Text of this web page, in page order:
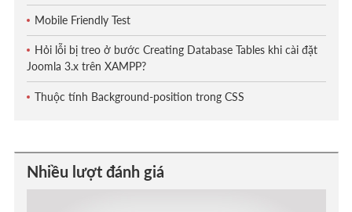
Mobile Friendly Test
Hỏi lỗi bị treo ở bước Creating Database Tables khi cài đặt
Joomla 3.x trên XAMPP?
Thuộc tính Background-position trong CSS
Nhiều lượt đánh giá